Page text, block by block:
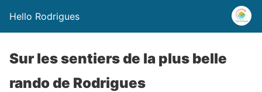
Hello Rodrigues
Sur les sentiers de la plus belle
rando de Rodrigues